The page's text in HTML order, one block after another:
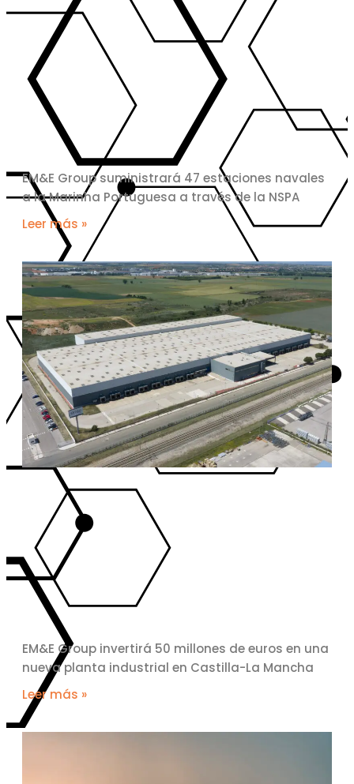
EM&E Group suministrará 47 estaciones navales
a la Marinha Portuguesa a través de la NSPA
Leer más »
EM&E Group invertirá 50 millones de euros en una
nueva planta industrial en Castilla-La Mancha
Leer más »